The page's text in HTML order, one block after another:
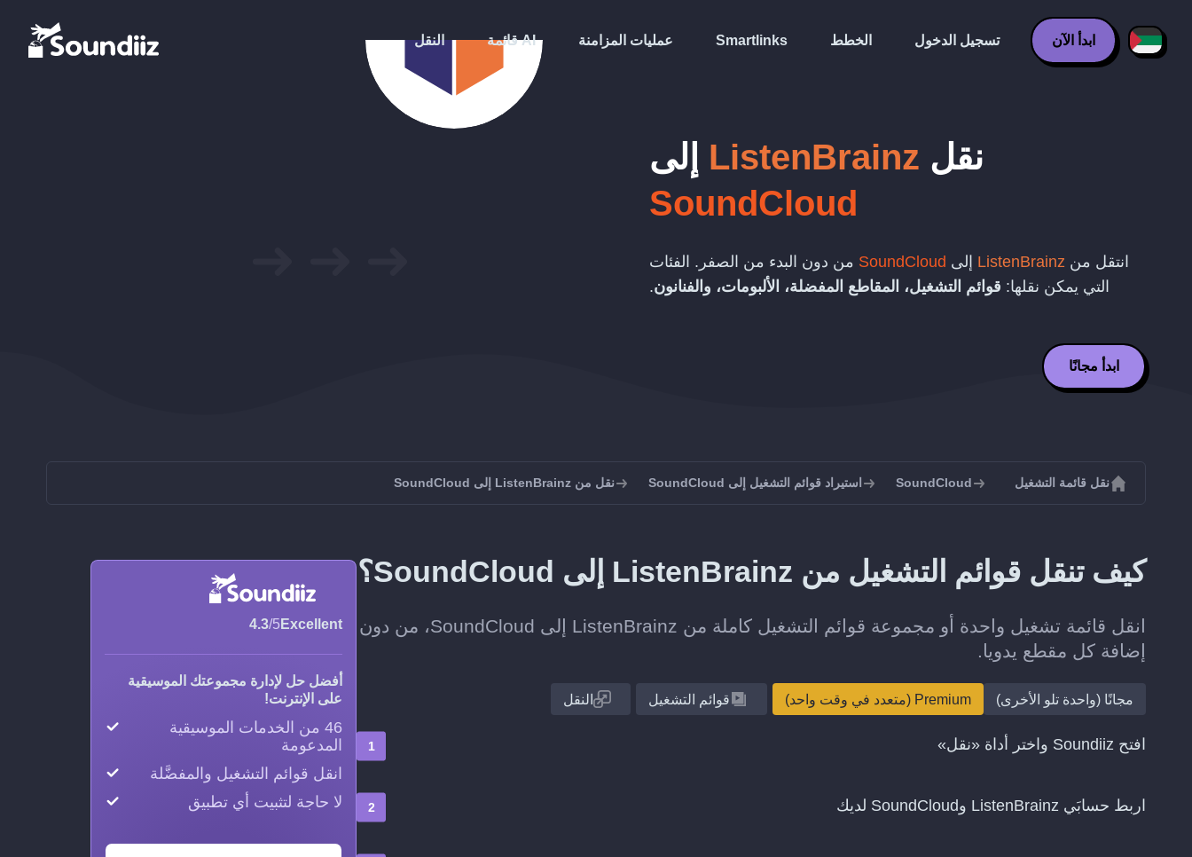
النقل قائمة AI عمليات المزامنة Smartlinks الخطط تسجيل الدخول ابدأ الآن
نقل ListenBrainz إلى
SoundCloud
انتقل من ListenBrainz إلى SoundCloud من دون البدء من الصفر. الفئات
التي يمكن نقلها: قوائم التشغيل، المقاطع المفضلة، الألبومات، والفنانون.
ابدأ مجانًا
نقل قائمة التشغيل SoundCloud استيراد قوائم التشغيل إلى SoundCloud نقل من ListenBrainz إلى SoundCloud
كيف تنقل قوائم التشغيل من ListenBrainz إلى SoundCloud؟
انقل قائمة تشغيل واحدة أو مجموعة قوائم التشغيل كاملة من ListenBrainz إلى SoundCloud، من دون
إضافة كل مقطع يدويا.
مجانًا (واحدة تلو الأخرى) Premium (متعدد في وقت واحد) قوائم التشغيل النقل
افتح Soundiiz واختر أداة «نقل»
اربط حسابَي ListenBrainz وSoundCloud لديك
Excellent
4.3/5
أفضل حل لإدارة مجموعتك الموسيقية
على الإنترنت!
46 من الخدمات الموسيقية
المدعومة
انقل قوائم التشغيل والمفضَّلة
لا حاجة لتثبيت أي تطبيق